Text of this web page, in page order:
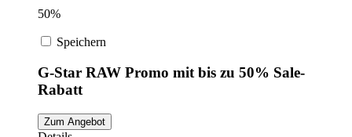
50%
Speichern
G-Star RAW Promo mit bis zu 50% Sale-
Rabatt
Zum Angebot